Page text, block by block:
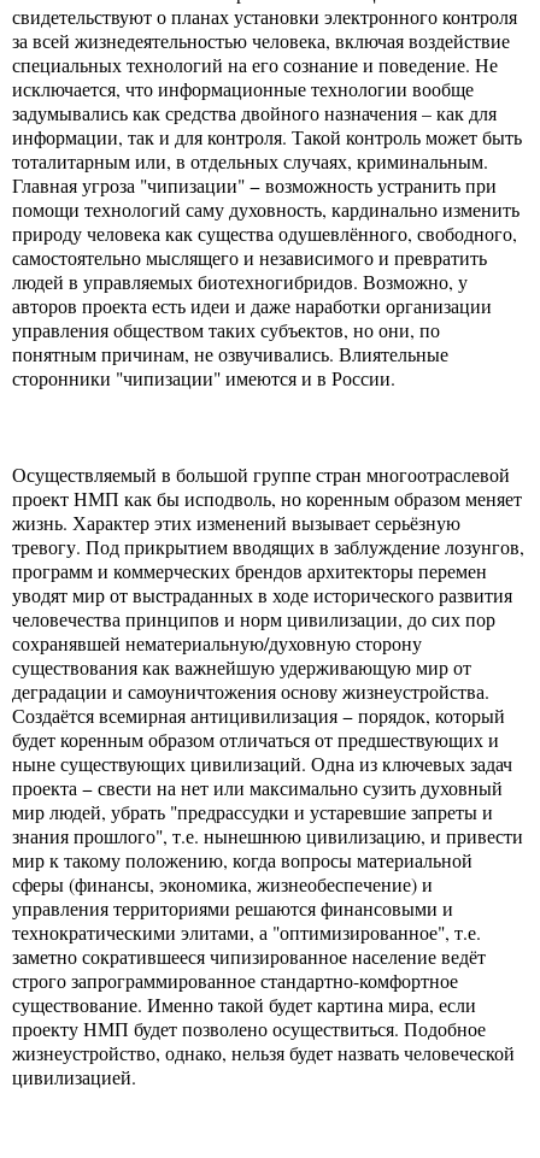
свидетельствуют о планах установки электронного контроля
за всей жизнедеятельностью человека, включая воздействие
специальных технологий на его сознание и поведение. Не
исключается, что информационные технологии вообще
задумывались как средства двойного назначения – как для
информации, так и для контроля. Такой контроль может быть
тоталитарным или, в отдельных случаях, криминальным.
Главная угроза "чипизации" − возможность устранить при
помощи технологий саму духовность, кардинально изменить
природу человека как существа одушевлённого, свободного,
самостоятельно мыслящего и независимого и превратить
людей в управляемых биотехногибридов. Возможно, у
авторов проекта есть идеи и даже наработки организации
управления обществом таких субъектов, но они, по
понятным причинам, не озвучивались. Влиятельные
сторонники "чипизации" имеются и в России.
Осуществляемый в большой группе стран многоотраслевой
проект НМП как бы исподволь, но коренным образом меняет
жизнь. Характер этих изменений вызывает серьёзную
тревогу. Под прикрытием вводящих в заблуждение лозунгов,
программ и коммерческих брендов архитекторы перемен
уводят мир от выстраданных в ходе исторического развития
человечества принципов и норм цивилизации, до сих пор
сохранявшей нематериальную/духовную сторону
существования как важнейшую удерживающую мир от
деградации и самоуничтожения основу жизнеустройства.
Создаётся всемирная антицивилизация − порядок, который
будет коренным образом отличаться от предшествующих и
ныне существующих цивилизаций. Одна из ключевых задач
проекта − свести на нет или максимально сузить духовный
мир людей, убрать "предрассудки и устаревшие запреты и
знания прошлого", т.е. нынешнюю цивилизацию, и привести
мир к такому положению, когда вопросы материальной
сферы (финансы, экономика, жизнеобеспечение) и
управления территориями решаются финансовыми и
технократическими элитами, а "оптимизированное", т.е.
заметно сократившееся чипизированное население ведёт
строго запрограммированное стандартно-комфортное
существование. Именно такой будет картина мира, если
проекту НМП будет позволено осуществиться. Подобное
жизнеустройство, однако, нельзя будет назвать человеческой
цивилизацией.